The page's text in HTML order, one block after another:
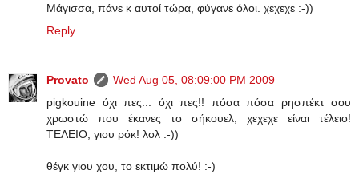
Μάγισσα, πάνε κ αυτοί τώρα, φύγανε όλοι. χεχεχε :-))
Reply
Provato
Wed Aug 05, 08:09:00 PM 2009
pigkouine όχι πες... όχι πες!! πόσα πόσα ρησπέκτ σου
χρωστώ που έκανες το σήκουελ; χεχεχε είναι τέλειο!
ΤΕΛΕΙΟ, γιου ρόκ! λολ :-))
θέγκ γιου χου, το εκτιμώ πολύ! :-)